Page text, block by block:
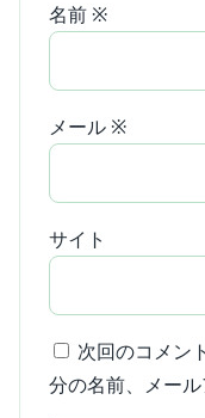
名前 ※
メール ※
サイト
次回のコメン
分の名前、メール